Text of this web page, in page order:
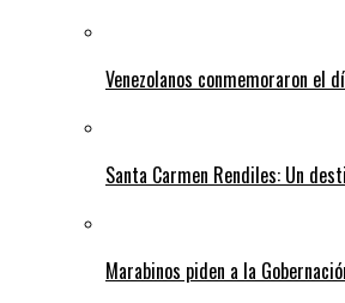
Venezolanos conmemoraron el
Santa Carmen Rendiles: Un
Marabinos piden a la